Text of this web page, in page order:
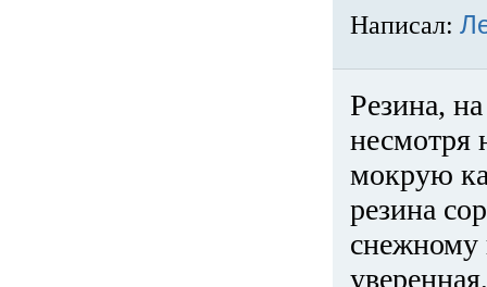
Написал:
Резина,
несмотря
мокрую
резина
снежному